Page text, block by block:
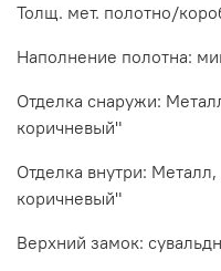
Толщ. мет. полотно/
Наполнение полотна:
Отделка снаружи:
коричневый"
Отделка внутри:
коричневый"
Верхний замок: